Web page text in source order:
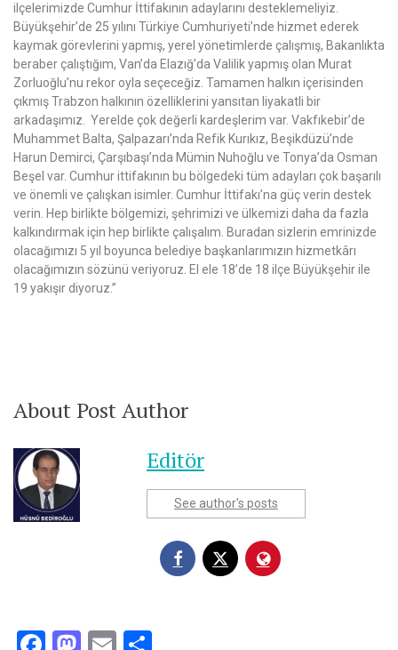
ilçelerimizde Cumhur İttifakının adaylarını desteklemeliyiz.
Büyükşehir’de 25 yılını Türkiye Cumhuriyeti’nde hizmet ederek
kaymak görevlerini yapmış, yerel yönetimlerde çalışmış, Bakanlıkta
beraber çalıştığım, Van’da Elazığ’da Valilik yapmış olan Murat
Zorluoğlu’nu rekor oyla seçeceğiz. Tamamen halkın içerisinden
çıkmış Trabzon halkının özelliklerini yansıtan liyakatli bir
arkadaşımız. Yerelde çok değerli kardeşlerim var. Vakfıkebir’de
Muhammet Balta, Şalpazarı’nda Refik Kurıkız, Beşikdüzü’nde
Harun Demirci, Çarşıbaşı’nda Mümin Nuhoğlu ve Tonya’da Osman
Beşel var. Cumhur ittifakının bu bölgedeki tüm adayları çok başarılı
ve önemli ve çalışkan isimler. Cumhur İttifakı’na güç verin destek
verin. Hep birlikte bölgemizi, şehrimizi ve ülkemizi daha da fazla
kalkındırmak için hep birlikte çalışalım. Buradan sizlerin emrinizde
olacağımızı 5 yıl boyunca belediye başkanlarımızın hizmetkârı
olacağımızın sözünü veriyoruz. El ele 18’de 18 ilçe Büyükşehir ile
19 yakışır diyoruz.”
About Post Author
Editör
See author's posts